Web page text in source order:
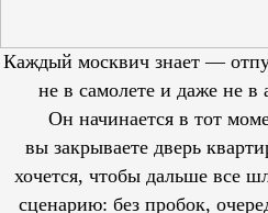
Каждый москвич знает —
не в самолете и даже не в
Он начинается в тот
вы закрываете дверь
хочется, чтобы дальше все
сценарию: без пробок,